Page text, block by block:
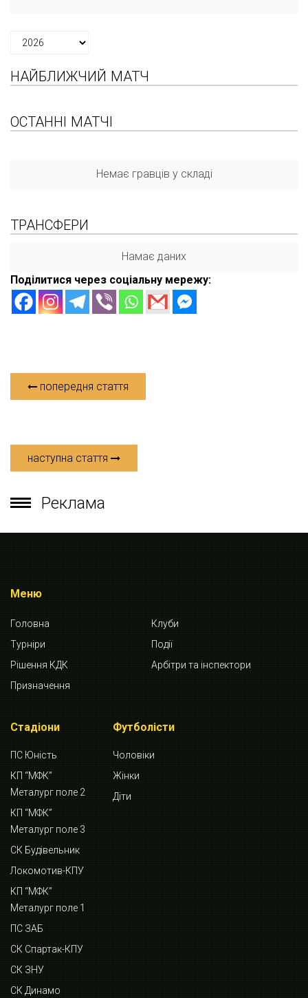
НАЙБЛИЖЧИЙ МАТЧ
ОСТАННІ МАТЧІ
Немає гравців у складі
ТРАНСФЕРИ
Намає даних
Поділитися через соціальну мережу:
попередня стаття
наступна стаття
Реклама
Меню
Головна
Клуби
Турніри
Події
Рішення КДК
Арбітри та інспектори
Призначення
Стадіони
ПС Юність
КП “МФК”
Металург поле 2
КП “МФК”
Металург поле 3
СК Будівельник
Локомотив-КПУ
КП “МФК”
Металург поле 1
ПС ЗАБ
СК Спартак-КПУ
СК ЗНУ
СК Динамо
Футболісти
Чоловіки
Жінки
Діти